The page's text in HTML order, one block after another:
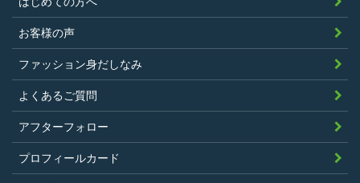
正行為、ストーカー行為、クレジットカ
ードの不正利用その他問題のある行為を
したことがないこと
暴力団等の反社会的勢力の関係者でな
く、また、法令違反あるいは公序良俗違
反行為等反社会的活動を行ったことがな
いこと
お客様の声
ファッション身だしなみ
よくあるご質問
アフターフォロー
プロフィールカード